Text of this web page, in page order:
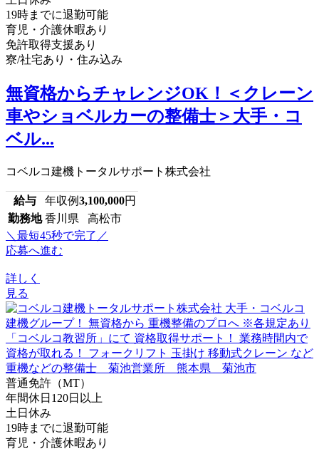
19時までに退勤可能
育児・介護休暇あり
免許取得支援あり
寮/社宅あり・住み込み
無資格からチャレンジOK！＜クレーン
車やショベルカーの整備士＞大手・コ
ベル...
コベルコ建機トータルサポート株式会社
給与 年収例3,100,000円
勤務地 香川県 高松市
＼最短45秒で完了／
応募へ進む
詳しく
見る
普通免許（MT）
年間休日120日以上
土日休み
19時までに退勤可能
育児・介護休暇あり